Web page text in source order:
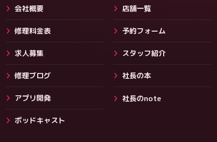
その他サービス
会社概要 店舗一覧
修理料金表 予約フォーム
求人募集 スタッフ紹介
修理ブログ 社長の本
アプリ開発 社長のnote
ポッドキャスト